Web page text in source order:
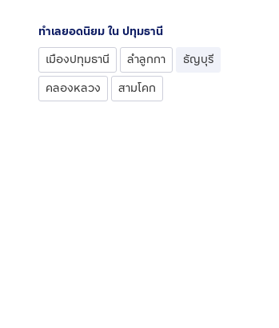
ทำเลยอดนิยม ใน ปทุมธานี
เมืองปทุมธานี
ลำลูกกา
ธัญบุรี
คลองหลวง
สามโคก